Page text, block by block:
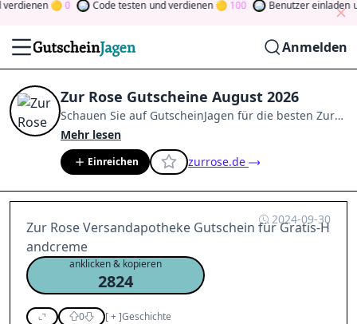
0 Code testen und verdienen 100 Benutzer einladen
Anmelden
Zur Rose Gutscheine August 2026
Schauen Sie auf GutscheinJagen für die besten Zur
Rose-Angebote im
der Community
und verdienen Sie Tokens, indem Sie
durch Abstimmen, Testen, Teilen und mehr
beitragen. Drehen Sie den Glücksklee
Sie Geld
Mehr lesen
Einreichen zurrose.de
2024-09-30
Zur Rose Versandapotheke Gutschein für Gratis-H
andcreme
anklicken & kopieren
2824
0 [+]Geschichte